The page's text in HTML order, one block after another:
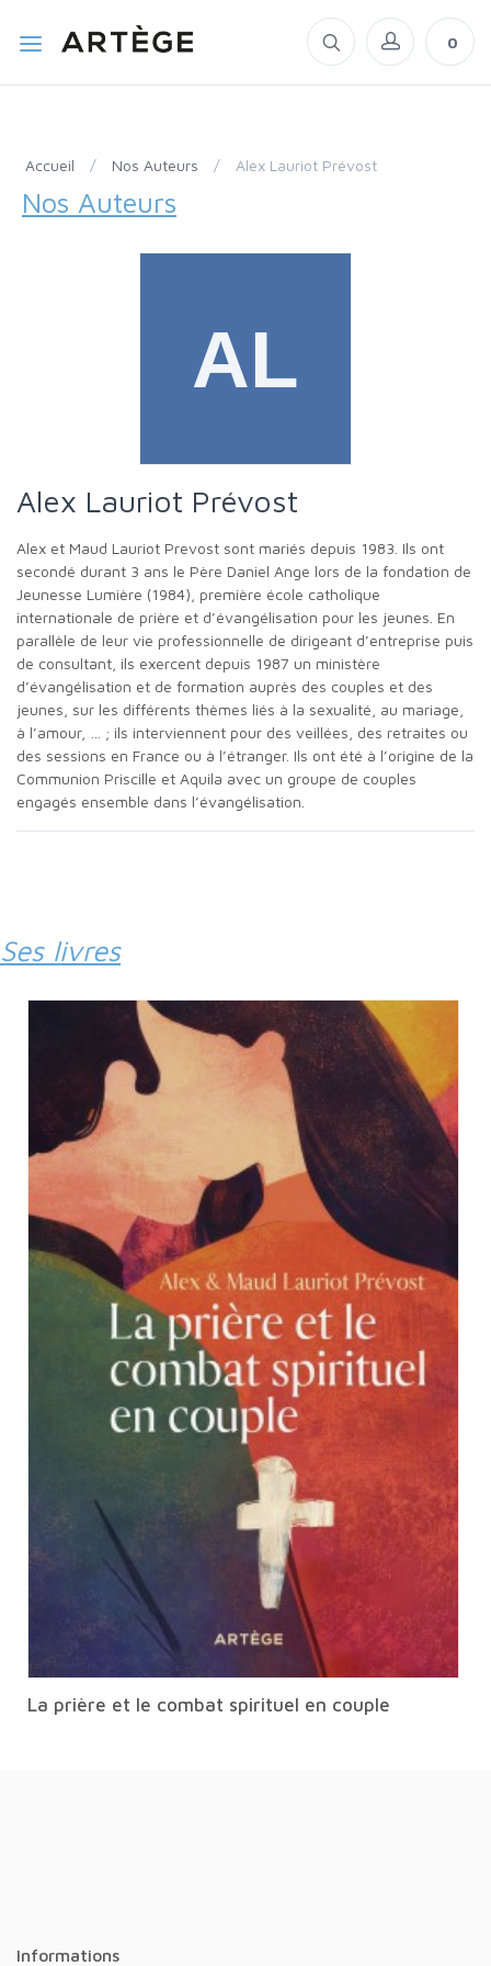
0
Accueil / Nos Auteurs / Alex Lauriot Prévost
Nos Auteurs
Alex Lauriot Prévost
Alex et Maud Lauriot Prevost sont mariés depuis 1983. Ils ont
secondé durant 3 ans le Père Daniel Ange lors de la fondation de
Jeunesse Lumière (1984), première école catholique
internationale de prière et d’évangélisation pour les jeunes. En
parallèle de leur vie professionnelle de dirigeant d’entreprise puis
de consultant, ils exercent depuis 1987 un ministère
d’évangélisation et de formation auprès des couples et des
jeunes, sur les différents thèmes liés à la sexualité, au mariage,
à l’amour, … ; ils interviennent pour des veillées, des retraites ou
des sessions en France ou à l’étranger. Ils ont été à l’origine de la
Communion Priscille et Aquila avec un groupe de couples
engagés ensemble dans l’évangélisation.
Ses livres
La prière et le combat spirituel en couple
Informations